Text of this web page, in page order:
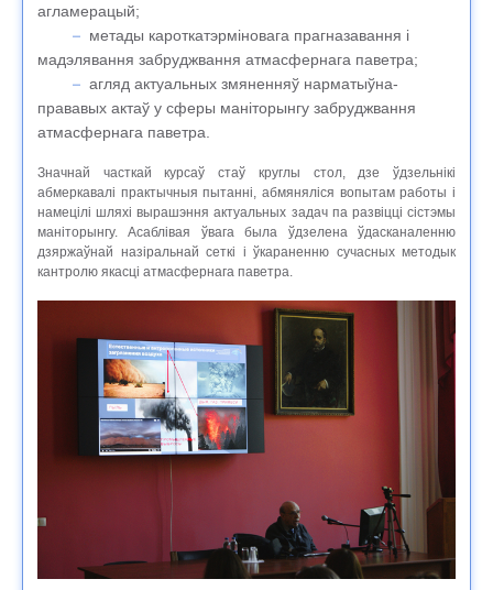
агламерацый;
метады кароткатэрміновага прагназавання і
мадэлявання забруджвання атмасфернага паветра;
агляд актуальных змяненняў нарматыўна-
прававых актаў у сферы маніторынгу забруджвання
атмасфернага паветра.
Значнай часткай курсаў стаў круглы стол, дзе ўдзельнікі
абмеркавалі практычныя пытанні, абмяняліся вопытам работы і
намецілі шляхі вырашэння актуальных задач па развіцці сістэмы
маніторынгу. Асаблівая ўвага была ўдзелена ўдасканаленню
дзяржаўнай назіральнай сеткі і ўкараненню сучасных методык
кантролю якасці атмасфернага паветра.